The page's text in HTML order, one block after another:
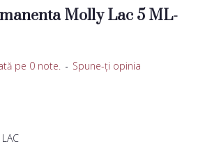
Molly Lac 5 ML-
pe 0 note. - Spune-ţi opinia